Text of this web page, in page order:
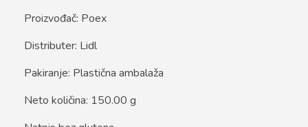
Proizvođač: Poex
Distributer: Lidl
Pakiranje: Plastična ambalaža
Neto količina: 150.00 g